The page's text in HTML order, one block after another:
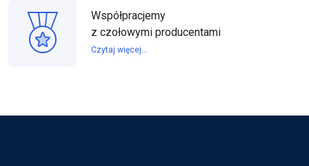
Współpracjemy
z czołowymi producentami
Czytaj więcej...